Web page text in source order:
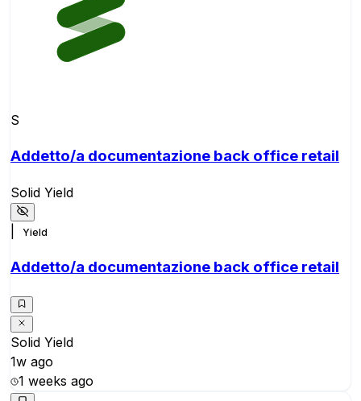
S
Addetto/a documentazione back office retail
Solid Yield
Yield
Addetto/a documentazione back office retail
Solid Yield
1w ago
1 weeks ago